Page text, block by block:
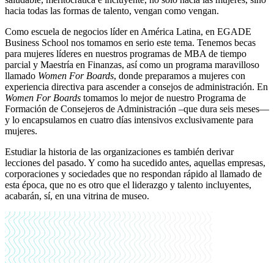
hacia todas las formas de talento, vengan como vengan.
Como escuela de negocios líder en América Latina, en EGADE
Business School nos tomamos en serio este tema. Tenemos becas
para mujeres líderes en nuestros programas de MBA de tiempo
parcial y Maestría en Finanzas, así como un programa maravilloso
llamado Women For Boards, donde preparamos a mujeres con
experiencia directiva para ascender a consejos de administración. En
Women For Boards tomamos lo mejor de nuestro Programa de
Formación de Consejeros de Administración –que dura seis meses—
y lo encapsulamos en cuatro días intensivos exclusivamente para
mujeres.
Estudiar la historia de las organizaciones es también derivar
lecciones del pasado. Y como ha sucedido antes, aquellas empresas,
corporaciones y sociedades que no respondan rápido al llamado de
esta época, que no es otro que el liderazgo y talento incluyentes,
acabarán, sí, en una vitrina de museo.